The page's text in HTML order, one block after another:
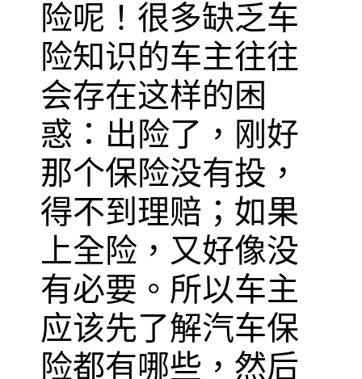
险呢！很多缺乏车
险知识的车主往往
会存在这样的困
惑：出险了，刚好
那个保险没有投，
得不到理赔；如果
上全险，又好像没
有必要。所以车主
应该先了解汽车保
险都有哪些，然后